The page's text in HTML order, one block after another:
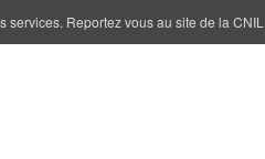
Reportez vous au site de la